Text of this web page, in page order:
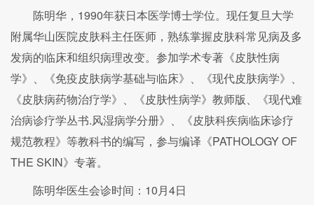
陈明华，1990年获日本医学博士学位。现任复旦大学
附属华山医院皮肤科主任医师，熟练掌握皮肤科常见病及多
发病的临床和组织病理改变。参加学术专著《皮肤性病
学》、《免疫皮肤病学基础与临床》、《现代皮肤病学》、
《皮肤病药物治疗学》、《皮肤性病学》教师版、《现代难
治病诊疗学丛书.风湿病学分册》、《皮肤科疾病临床诊疗
规范教程》等教科书的编写，参与编译《PATHOLOGY OF
THE SKIN》专著。
陈明华医生会诊时间：10月4日